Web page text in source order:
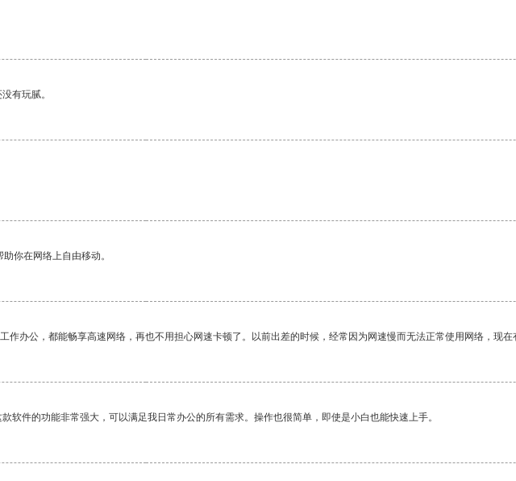
有玩腻。
你在网络上自由移动。
办公，都能畅享高速网络，再也不用担心网速卡顿了。以前出差的时候，经常因为网速慢而无法正常使用网络，现在
软件的功能非常强大，可以满足我日常办公的所有需求。操作也很简单，即使是小白也能快速上手。